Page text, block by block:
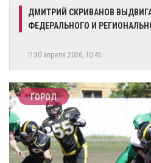
ДМИТРИЙ СКРИВАНОВ
ФЕДЕРАЛЬНОГО И
30 апреля 2026, 10:45
ГОРОД